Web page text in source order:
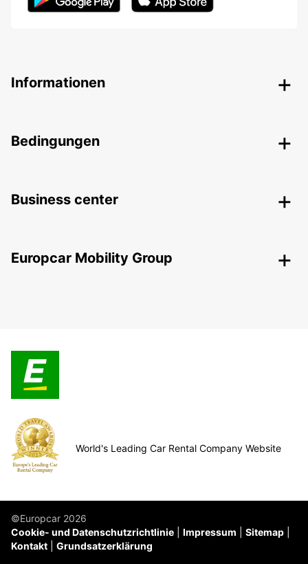
Informationen
Bedingungen
Business center
Europcar Mobility Group
World's Leading Car Rental Company Website
©Europcar 2026
Cookie- und Datenschutzrichtlinie
Impressum
Sitemap
Kontakt
Grundsatzerklärung